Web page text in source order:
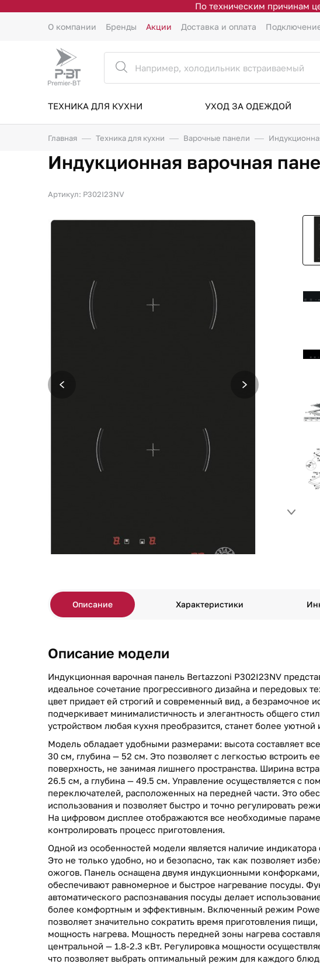
По техническим причинам
О компании Бренды Акции Доставка и оплата
ТЕХНИКА ДЛЯ КУХНИ УХОД ЗА ОДЕЖДОЙ
Главная Техника для кухни Варочные панели
Индукционная варочная
Артикул: P302I23NV
Описание Характеристики
Описание модели
Индукционная варочная панель Bertazzoni P302I23NV
идеальное сочетание прогрессивного дизайна и передовых
цвет придает ей строгий и современный вид, а безрамочное
подчеркивает минималистичность и элегантность общего
устройством любая кухня преобразится, станет более
Модель обладает удобными размерами: высота составляет
30 см, глубина — 52 см. Это позволяет с легкостью встроить
поверхность, не занимая лишнего пространства. Ширина
26.5 см, а глубина — 49.5 см. Управление осуществляется с
переключателей, расположенных на передней части. Это
использования и позволяет быстро и точно регулировать
На цифровом дисплее отображаются все необходимые
контролировать процесс приготовления.
Одной из особенностей модели является наличие индикатора
Это не только удобно, но и безопасно, так как позволяет
ожогов. Панель оснащена двумя индукционными
обеспечивают равномерное и быстрое нагревание посуды.
автоматического распознавания посуды делает
более комфортным и эффективным. Включенный режим
позволяет значительно сократить время приготовления пищи,
мощность нагрева. Мощность передней зоны нагрева
центральной — 1.8-2.3 кВт. Регулировка мощности
что позволяет выбрать оптимальный режим для каждого